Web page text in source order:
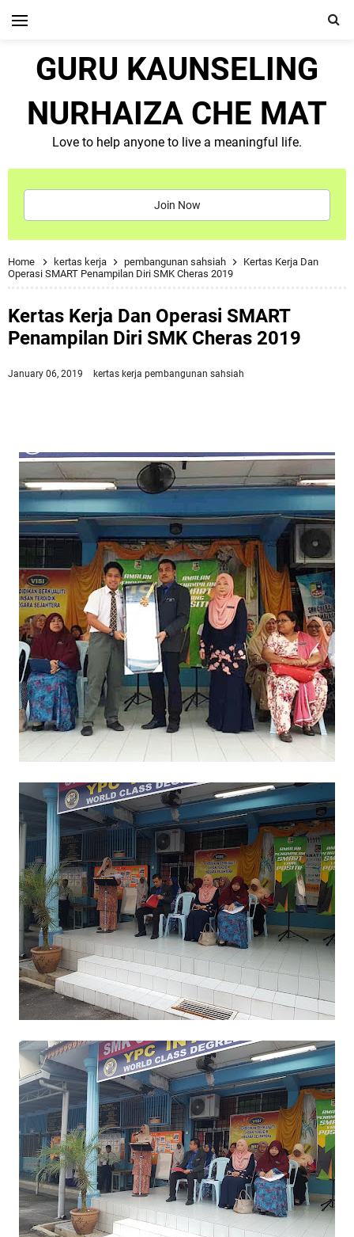
GURU KAUNSELING
NURHAIZA CHE MAT
Love to help anyone to live a meaningful life.
Join Now
Home kertas kerja pembangunan sahsiah
Kertas Kerja Dan
Operasi SMART Penampilan Diri SMK Cheras 2019
Kertas Kerja Dan Operasi SMART
Penampilan Diri SMK Cheras 2019
January 06, 2019 kertas kerja pembangunan sahsiah